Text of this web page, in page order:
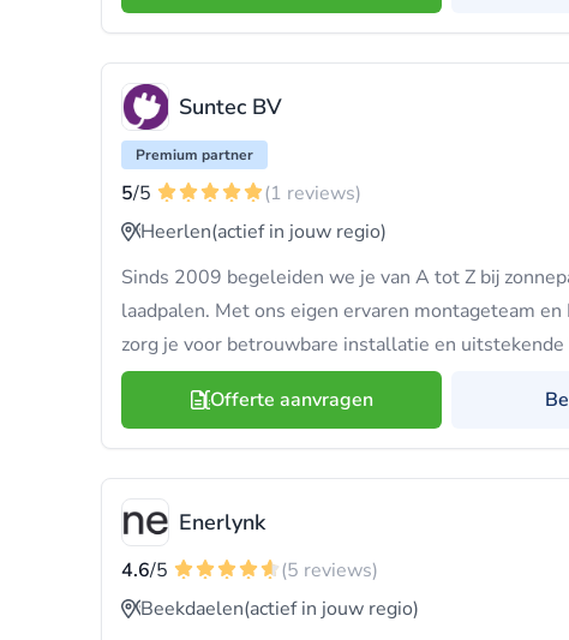
Suntec BV
Premium partner
5/5
(1 reviews)
Heerlen(actief in jouw regio)
Sinds 2009 begeleiden we je van A tot Z bij
laadpalen. Met ons eigen ervaren montageteam
zorg je voor betrouwbare installatie en
Offerte aanvragen
Enerlynk
4.6/5
(5 reviews)
Beekdaelen(actief in jouw regio)